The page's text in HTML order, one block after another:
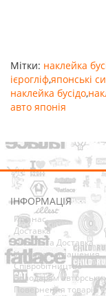
Мітки: наклейка
ієрогліф,японські
наклейка бусідо,
авто японія
ІНФОРМАЦІЯ
Про нас
Доставка
Оплата та Доставка
Условия соглашения
Співробітництво
Володарям
Повернення товарів